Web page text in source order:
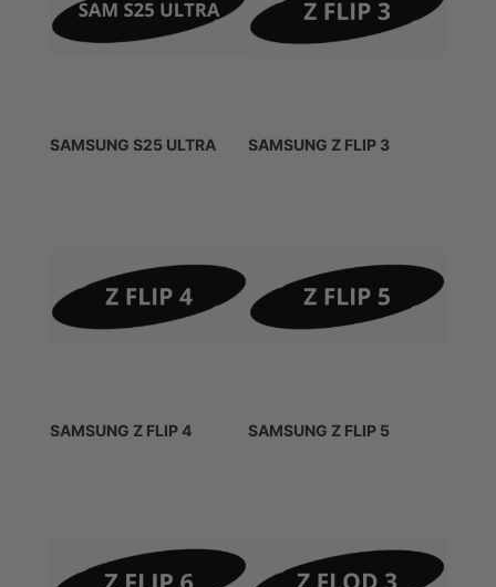
SAMSUNG S25 ULTRA SAMSUNG Z FLIP 3
SAMSUNG Z FLIP 4 SAMSUNG Z FLIP 5